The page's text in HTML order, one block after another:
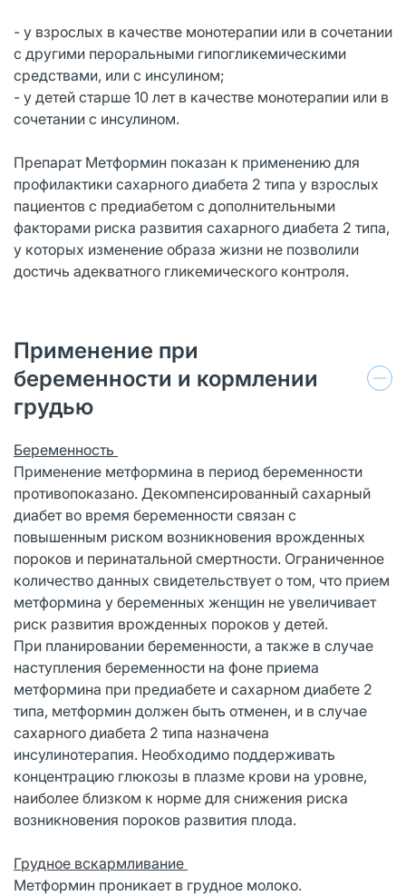
- у взрослых в качестве монотерапии или в сочетании
с другими пероральными гипогликемическими
средствами, или с инсулином;
- у детей старше 10 лет в качестве монотерапии или в
сочетании с инсулином.
Препарат Метформин показан к применению для
профилактики сахарного диабета 2 типа у взрослых
пациентов с предиабетом с дополнительными
факторами риска развития сахарного диабета 2 типа,
у которых изменение образа жизни не позволили
достичь адекватного гликемического контроля.
Применение при
беременности и кормлении
грудью
Беременность
Применение метформина в период беременности
противопоказано. Декомпенсированный сахарный
диабет во время беременности связан с
повышенным риском возникновения врожденных
пороков и перинатальной смертности. Ограниченное
количество данных свидетельствует о том, что прием
метформина у беременных женщин не увеличивает
риск развития врожденных пороков у детей.
При планировании беременности, а также в случае
наступления беременности на фоне приема
метформина при предиабете и сахарном диабете 2
типа, метформин должен быть отменен, и в случае
сахарного диабета 2 типа назначена
инсулинотерапия. Необходимо поддерживать
концентрацию глюкозы в плазме крови на уровне,
наиболее близком к норме для снижения риска
возникновения пороков развития плода.
Грудное вскармливание
Метформин проникает в грудное молоко.